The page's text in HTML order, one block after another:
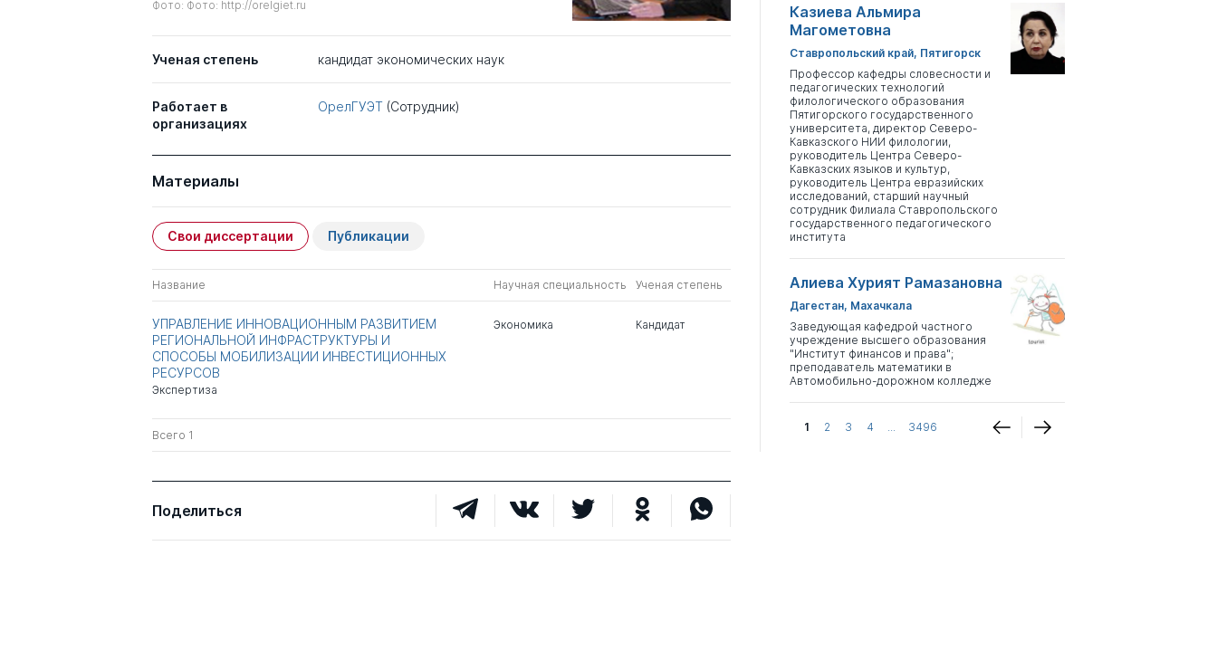
Фото: Фото: http://orelgiet.ru
Ученая степень кандидат экономических наук
Работает в
организациях
ОрелГУЭТ (Сотрудник)
Материалы
Свои диссертации Публикации
Название Научная специальность Ученая степень
УПРАВЛЕНИЕ ИННОВАЦИОННЫМ РАЗВИТИЕМ
РЕГИОНАЛЬНОЙ ИНФРАСТРУКТУРЫ И
СПОСОБЫ МОБИЛИЗАЦИИ ИНВЕСТИЦИОННЫХ
РЕСУРСОВ
Экспертиза
Экономика Кандидат
Всего 1
Поделиться
Казиева Альмира
Магометовна
Ставропольский край, Пятигорск
Профессор кафедры словесности и
педагогических технологий
филологического образования
Пятигорского государственного
университета, директор Северо-
Кавказского НИИ филологии,
руководитель Центра Северо-
Кавказских языков и культур,
руководитель Центра евразийских
исследований, старший научный
сотрудник Филиала Ставропольского
государственного педагогического
института
Алиева Хурият Рамазановна
Дагестан, Махачкала
Заведующая кафедрой частного
учреждение высшего образования
"Институт финансов и права";
преподаватель математики в
Автомобильно-дорожном колледже
1 2 3 4 ... 3496